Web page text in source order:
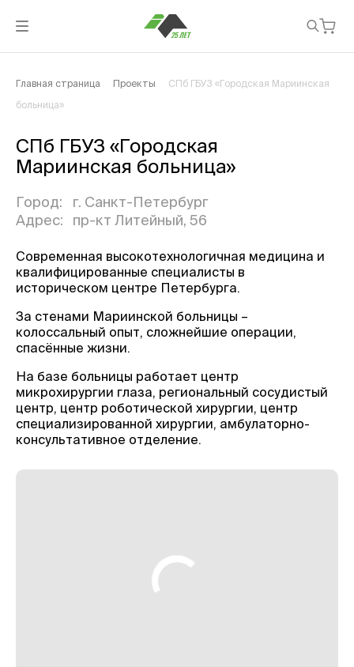
Главная страница Проекты СПб ГБУЗ «Городская Мариинская
больница»
СПб ГБУЗ «Городская
Мариинская больница»
Город:
г. Санкт-Петербург
Адрес:
пр-кт Литейный, 56
Современная высокотехнологичная медицина и
квалифицированные специалисты в
историческом центре Петербурга.
За стенами Мариинской больницы –
колоссальный опыт, сложнейшие операции,
спасённые жизни.
На базе больницы работает центр
микрохирургии глаза, региональный сосудистый
центр, центр роботической хирургии, центр
специализированной хирургии, амбулаторно-
консультативное отделение.